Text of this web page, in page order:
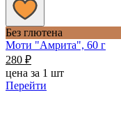
Без глютена
Моти "Амрита", 60 г
280 ₽
цена за 1 шт
Перейти